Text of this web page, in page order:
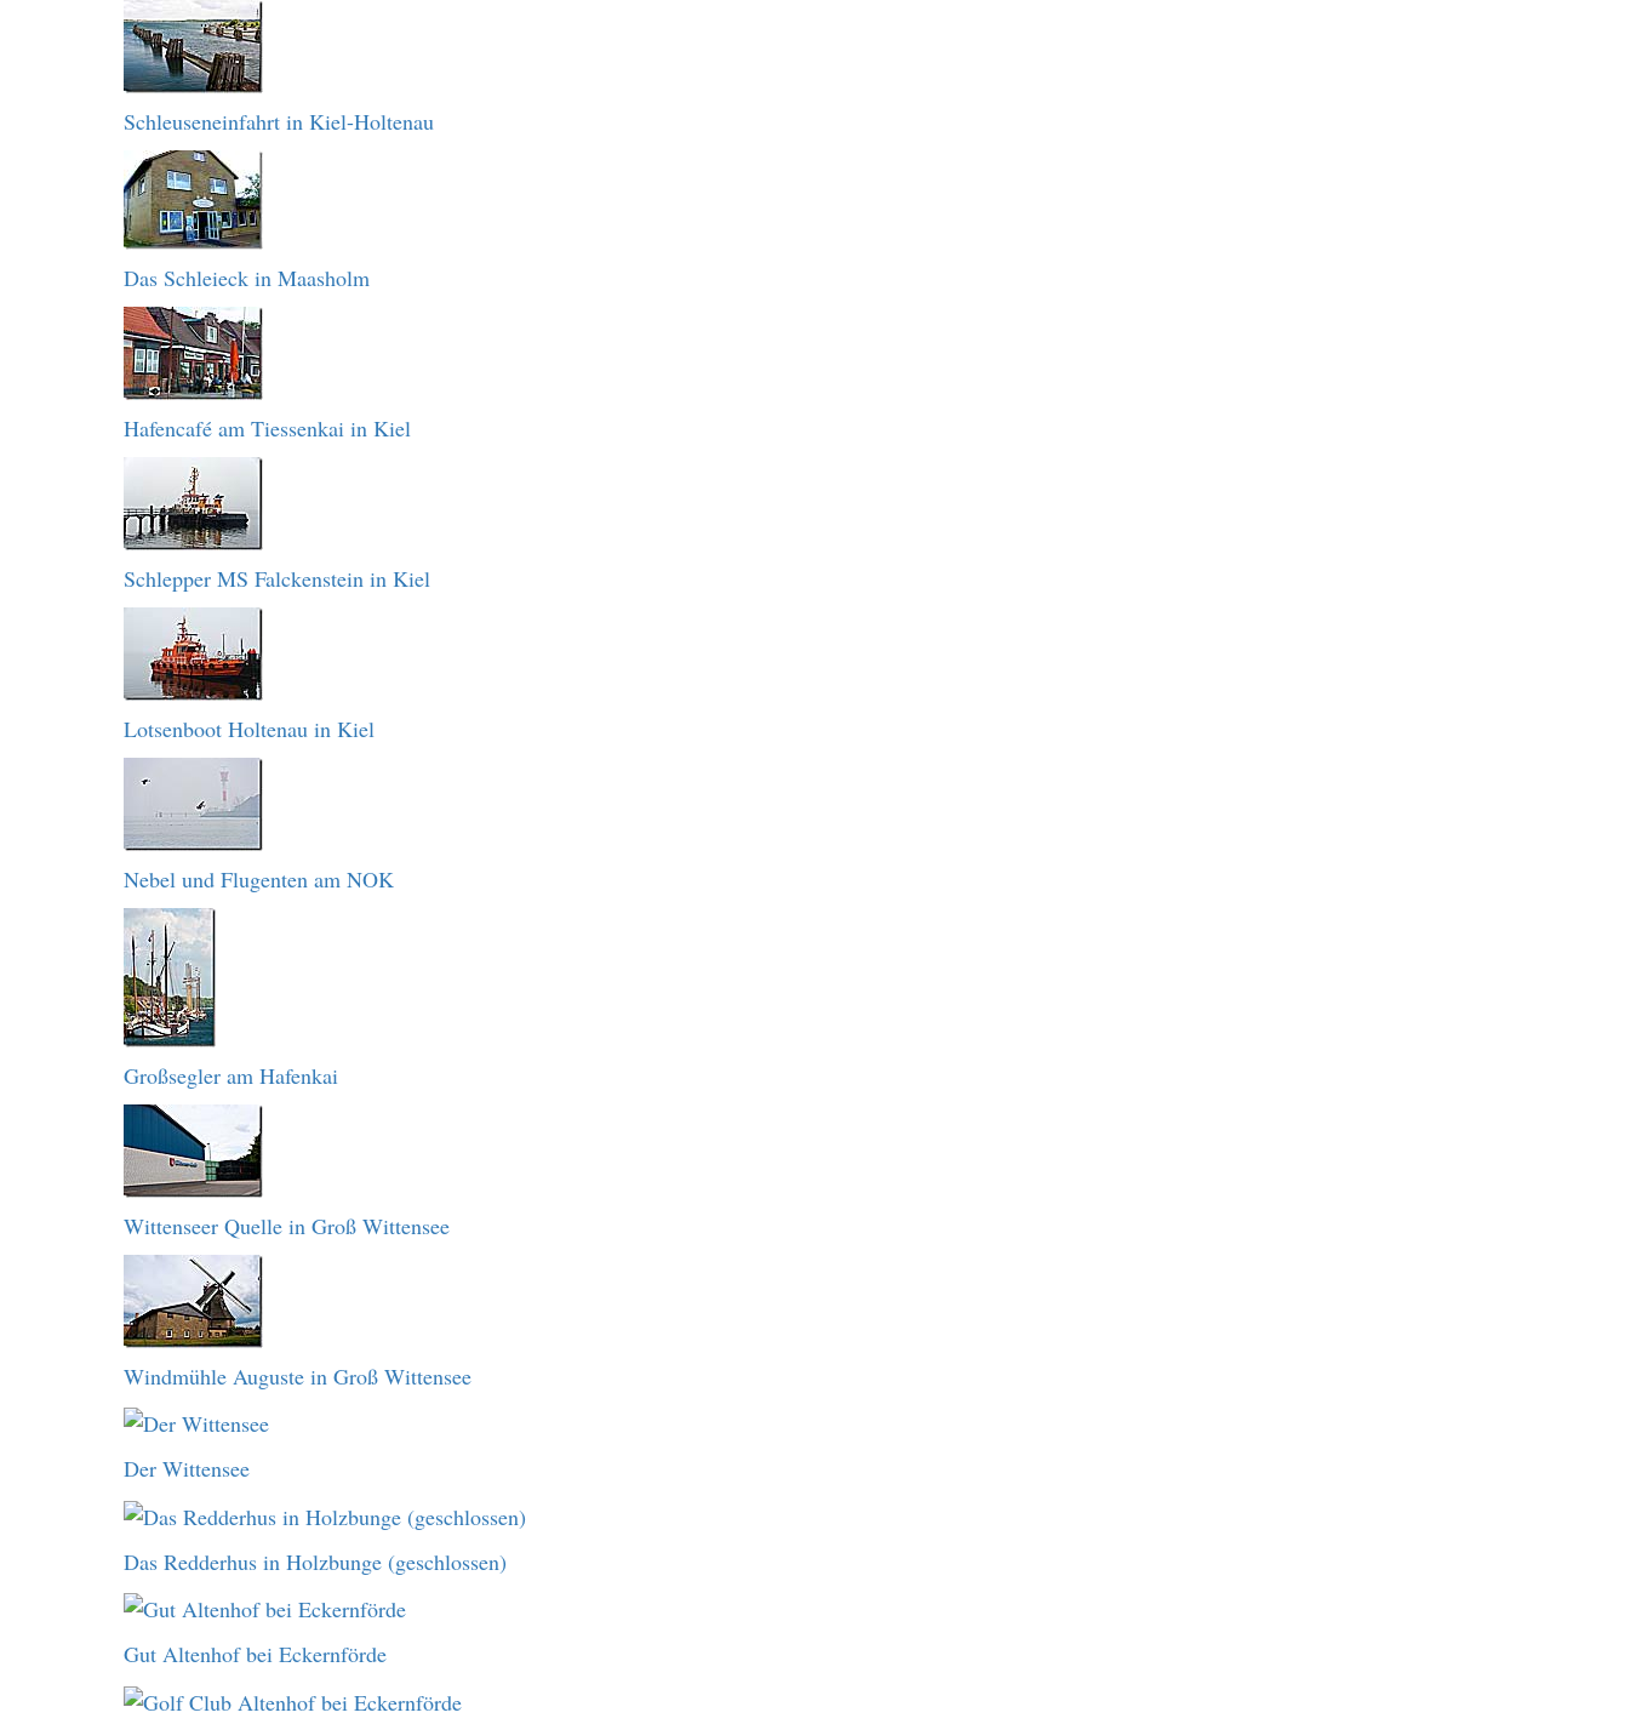
Schleuseneinfahrt in Kiel-Holtenau
Das Schleieck in Maasholm
Hafencafé am Tiessenkai in Kiel
Schlepper MS Falckenstein in Kiel
Lotsenboot Holtenau in Kiel
Nebel und Flugenten am NOK
Großsegler am Hafenkai
Wittenseer Quelle in Groß Wittensee
Windmühle Auguste in Groß Wittensee
Der Wittensee
Das Redderhus in Holzbunge (geschlossen)
Gut Altenhof bei Eckernförde